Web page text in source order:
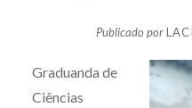
Publicado por
Graduanda de
Ciências